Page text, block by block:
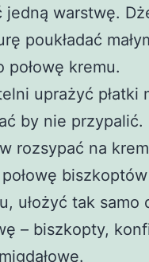
jedną warstwę.
poukładać
połowę kremu.
uprażyć płatki
by nie przypalić.
rozsypać na
ułożyć tak samo
– biszkopty,